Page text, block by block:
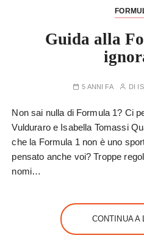
Guida alla
5 ANNI FA DI
Non sai nulla di Formula 1? Ci
Vulduraro e Isabella Tomassi
che la Formula 1 non è uno
pensato anche voi? Troppe
nomi…
CONTINUA A